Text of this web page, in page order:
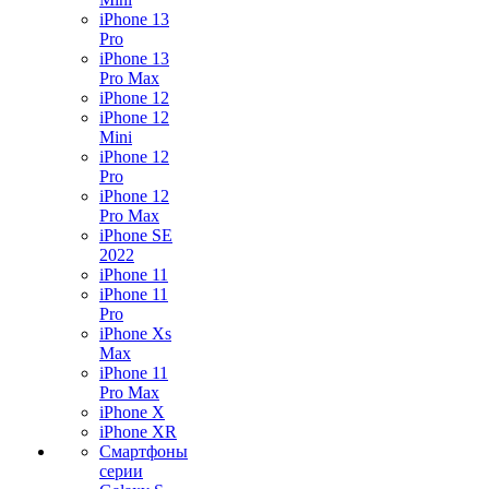
iPhone 13
Pro
iPhone 13
Pro Max
iPhone 12
iPhone 12
Mini
iPhone 12
Pro
iPhone 12
Pro Max
iPhone SE
2022
iPhone 11
iPhone 11
Pro
iPhone Xs
Max
iPhone 11
Pro Max
iPhone X
iPhone XR
Смартфоны
серии